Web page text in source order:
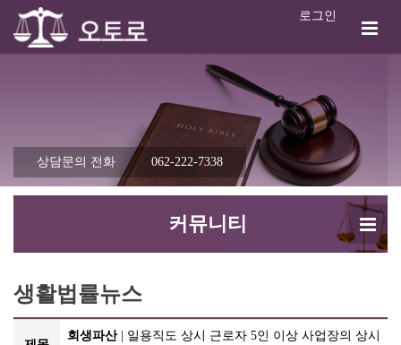
로그인
상담문의 전화 062-222-7338
커뮤니티
생활법률뉴스
회생파산| 일용직도 상시 근로자 5인 이상 사업장의 상시